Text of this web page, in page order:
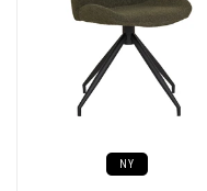
NY